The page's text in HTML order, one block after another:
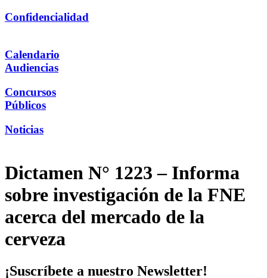
Confidencialidad
Calendario
Audiencias
Concursos
Públicos
Noticias
Dictamen N° 1223 – Informa
sobre investigación de la FNE
acerca del mercado de la
cerveza
¡Suscríbete a nuestro Newsletter!